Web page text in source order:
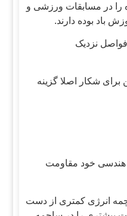
را در مسابقات ورزشی و
باد بوده دارند.
نزدیک
برای شکار اصلا گزینه
هندسی خود مقاومت
انرژی کمتری از دست